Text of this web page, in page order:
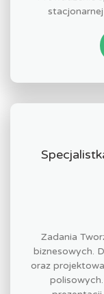
Zadania
biznesowych.
oraz